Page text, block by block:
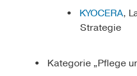
KYOCERA,
Strategie
Kategorie „Pflege